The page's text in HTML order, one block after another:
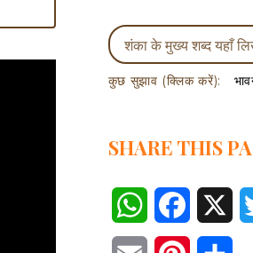
कुछ सुझाव (क्लिक करें):
SHARE THIS
WhatsApp